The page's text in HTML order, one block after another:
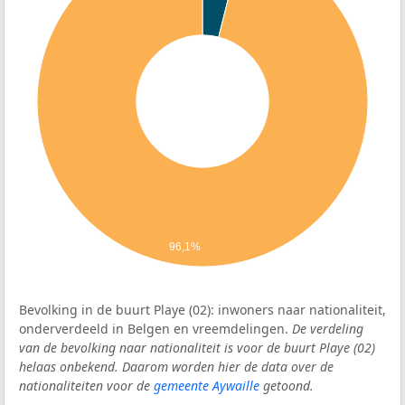
96,1%
Bevolking in de buurt Playe (02): inwoners naar nationaliteit,
onderverdeeld in Belgen en vreemdelingen. De verdeling
van de bevolking naar nationaliteit is voor de buurt Playe (02)
helaas onbekend. Daarom worden hier de data over de
nationaliteiten voor de gemeente Aywaille getoond.